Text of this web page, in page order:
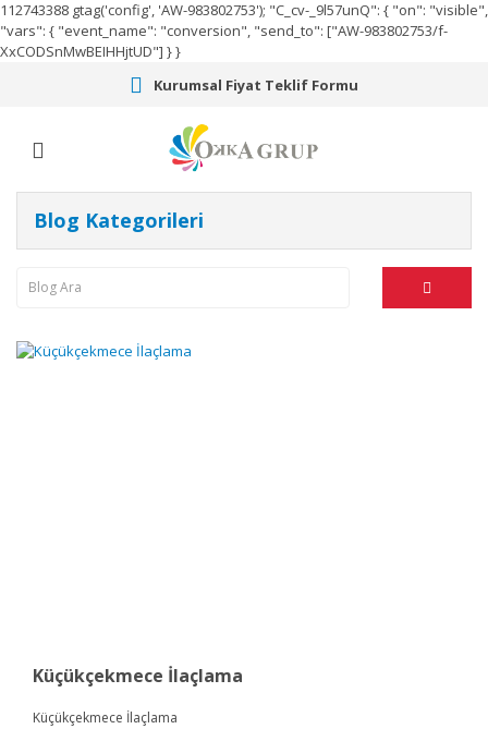
112743388 gtag('config', 'AW-983802753'); "C_cv-_9l57unQ": { "on": "visible",
"vars": { "event_name": "conversion", "send_to": ["AW-983802753/f-
XxCODSnMwBEIHHjtUD"] } }
Kurumsal Fiyat Teklif Formu
Blog Kategorileri
Küçükçekmece İlaçlama
Küçükçekmece İlaçlama